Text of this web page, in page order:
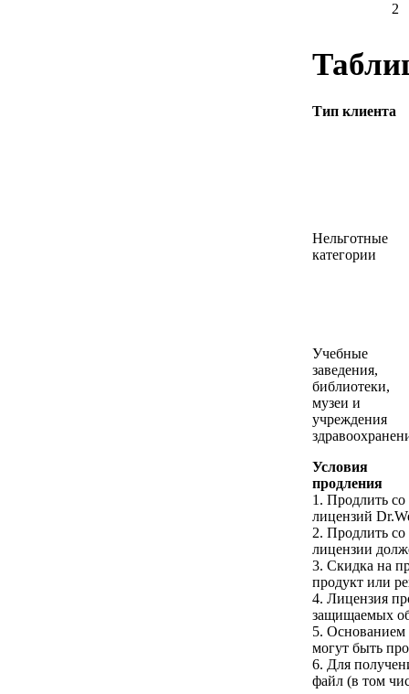
2
Тип клиента
Нельготные
категории
Учебные
заведения,
библиотеки,
музеи и
учреждения
Условия
продления
1. Продлить
лицензий
2. Продлить
лицензии
3. Скидка на
продукт или
4. Лицензия
защищаемых
5. Основанием
могут быть
6. Для
файл (в том